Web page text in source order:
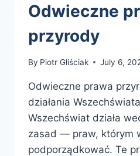
Odwieczne
przyrody
By Piotr Gliściak July 6,
Odwieczne prawa
działania
Wszechświat działa
zasad — praw, którym
podporządkować. Te